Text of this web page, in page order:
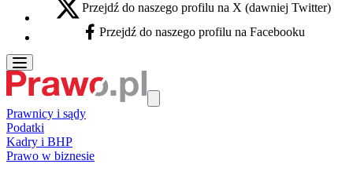
X - otwiera się w nowej karcie
Przejdź do naszego profilu na X (dawniej Twitter)
Facebook - otwiera się w nowej karcie
Przejdź do naszego profilu na Facebooku
Prawnicy i sądy
Podatki
Kadry i BHP
Prawo w biznesie